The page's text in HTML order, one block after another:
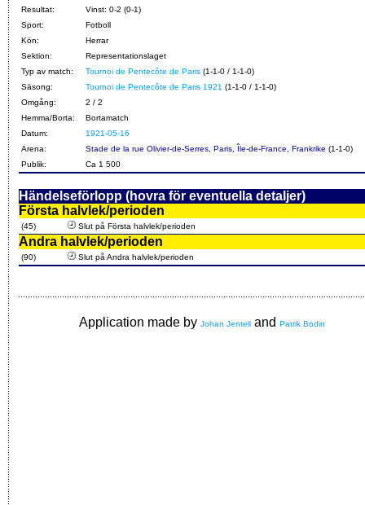
Resultat:
Vinst: 0-2 (0-1)
Sport:
Fotboll
Kön:
Herrar
Sektion:
Representationslaget
Typ av match:
Tournoi de Pentecôte de Paris (1-1-0 / 1-1-0)
Säsong:
Tournoi de Pentecôte de Paris 1921 (1-1-0 / 1-1-0)
Omgång:
2 / 2
Hemma/Borta:
Bortamatch
Datum:
1921-05-16
Arena:
Stade de la rue Olivier-de-Serres, Paris, Île-de-France, Frankrike (1-1-0)
Publik:
Ca 1 500
Händelseförlopp (hovra för eventuella detaljer)
Första halvlek/perioden
(45) Slut på Första halvlek/perioden
Andra halvlek/perioden
(90) Slut på Andra halvlek/perioden
Application made by Johan Jentell and Patrik Bodin